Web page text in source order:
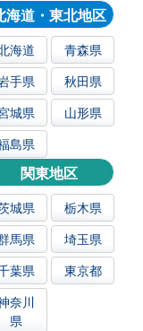
海道・東北地区
海道
青森県
手県
秋田県
城県
山形県
島県
関東地区
城県
栃木県
馬県
埼玉県
葉県
東京都
奈川
県